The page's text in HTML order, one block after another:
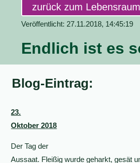
zurück zum Lebensraum
Veröffentlicht: 27.11.2018, 14:45:19
Endlich ist es
Blog-Eintrag:
23.
Oktober 2018
Der Tag der
Aussaat. Fleißig wurde geharkt, gesät